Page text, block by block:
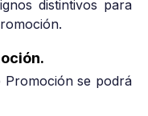
distintivos para
Promoción se podrá